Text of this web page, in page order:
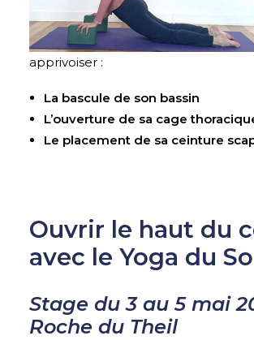
apprivoiser :
La bascule de son bassin
L’ouverture de sa cage
Le placement de sa ceinture
Ouvrir le haut du
avec le Yoga du
Stage du 3 au 5 mai
Roche du Theil